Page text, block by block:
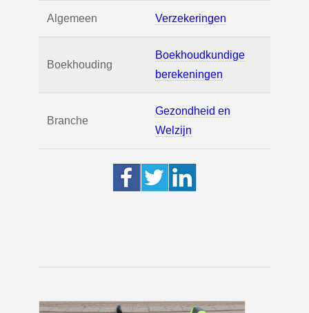
Algemeen Verzekeringen
Boekhouding
Boekhoudkundige
berekeningen
Branche
Gezondheid en
Welzijn